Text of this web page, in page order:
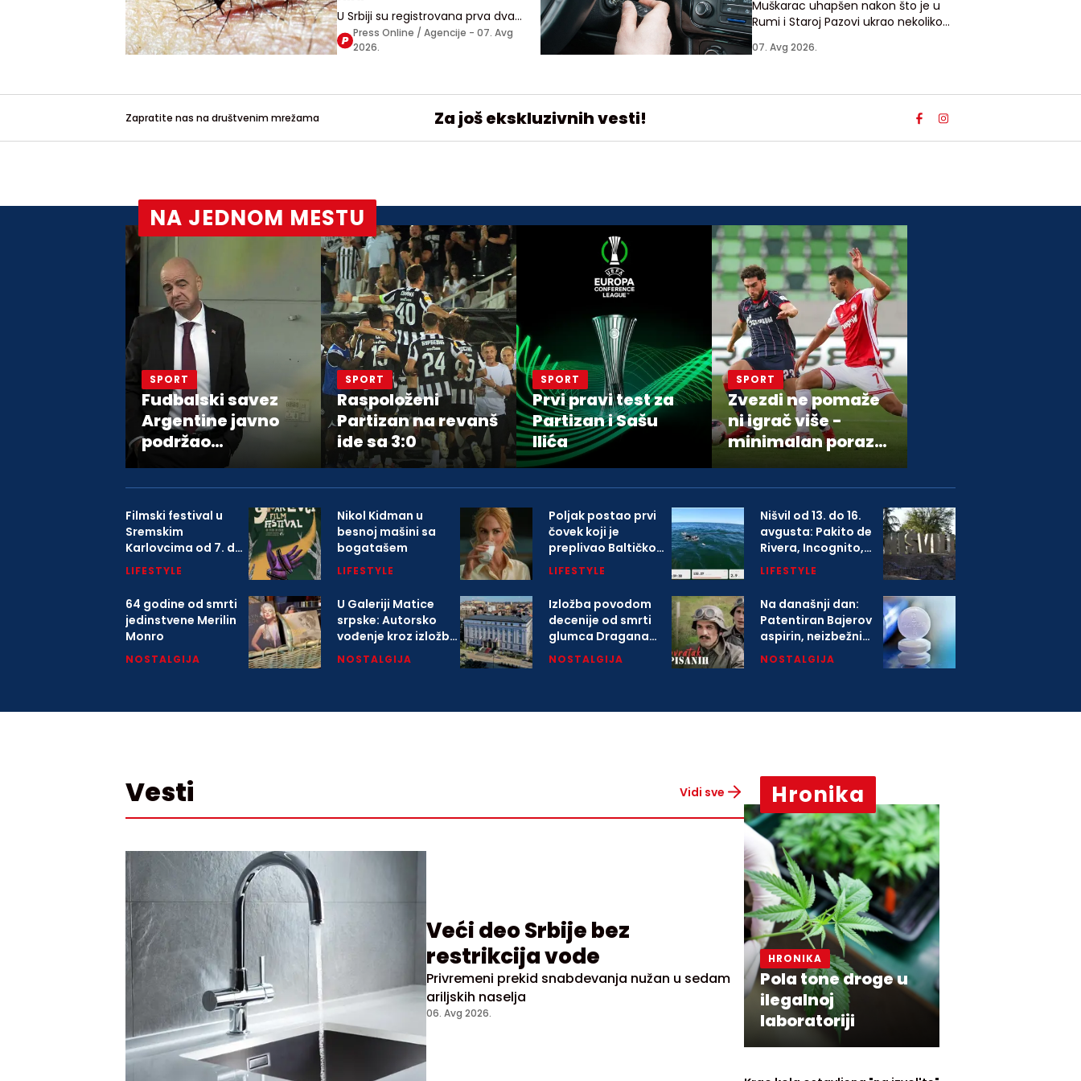
U Srbiji su registrovana prva dva
slučaja groznice Zapadnog Nila,
sezonskog oboljenja, koje se prenosi
Press Online / Agencije - 07. Avg
2026.
Muškarac uhapšen nakon što je u
Rumi i Staroj Pazovi ukrao nekoliko
ključeve u bravi automobila
07. Avg 2026.
Zapratite nas na društvenim mrežama Za još ekskluzivnih vesti!
NA JEDNOM MESTU
SPORT
Fudbalski savez
Argentine javno
podržao
predsednika FIFA
Đanija Infantina
SPORT
Raspoloženi
Partizan na revanš
ide sa 3:0
SPORT
Prvi pravi test za
Partizan i Sašu
Ilića
SPORT
Zvezdi ne pomaže
ni igrač više -
minimalan poraz
od Hapoela
Filmski festival u
Sremskim
Karlovcima od 7. do
9. avgusta
LIFESTYLE
Nikol Kidman u
besnoj mašini sa
bogatašem
LIFESTYLE
Poljak postao prvi
čovek koji je
preplivao Baltičko
more
LIFESTYLE
Nišvil od 13. do 16.
avgusta: Pakito de
Rivera, Incognito,
Boney M i više od
festivalu
LIFESTYLE
64 godine od smrti
jedinstvene Merilin
Monro
NOSTALGIJA
U Galeriji Matice
srpske: Autorsko
vođenje kroz izložbu
o Karlovačkoj
NOSTALGIJA
Izložba povodom
decenije od smrti
glumca Dragana
Nikolića
NOSTALGIJA
Na današnji dan:
Patentiran Bajerov
aspirin, neizbežni
deo svih kućnih
NOSTALGIJA
Vesti Vidi sve
Veći deo Srbije bez
restrikcija vode
Privremeni prekid snabdevanja nužan u sedam
ariljskih naselja
06. Avg 2026.
Hronika
HRONIKA
Pola tone droge u
ilegalnoj
laboratoriji